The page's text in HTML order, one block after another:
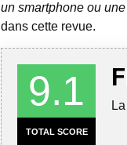
un smartphone ou
dans cette revue.
9.1
TOTAL SCORE